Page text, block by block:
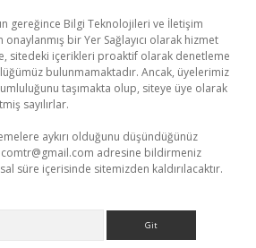
gereğince Bilgi Teknolojileri ve İletişim
onaylanmış bir Yer Sağlayıcı olarak hizmet
sitedeki içerikleri proaktif olarak denetleme
bulunmamaktadır. Ancak, üyelerimiz
taşımakta olup, siteye üye olarak
sayılırlar.
aykırı olduğunu düşündüğünüz
adresine bildirmeniz
süre içerisinde sitemizden kaldırılacaktır.